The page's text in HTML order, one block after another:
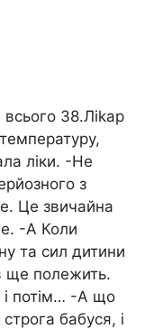
38.Лikap
ліки. -Не
з
Це звичайна
-А Коли
та сил дитини
ще полежить.
і потім… -А що
бабуся, і